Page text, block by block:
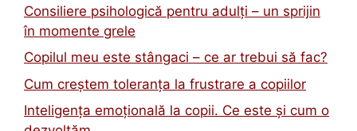
Consiliere psihologică pentru adulți – un sprijin
în momente grele
Copilul meu este stângaci – ce ar trebui să fac?
Cum creștem toleranța la frustrare a copiilor
Inteligența emoțională la copii. Ce este și cum o